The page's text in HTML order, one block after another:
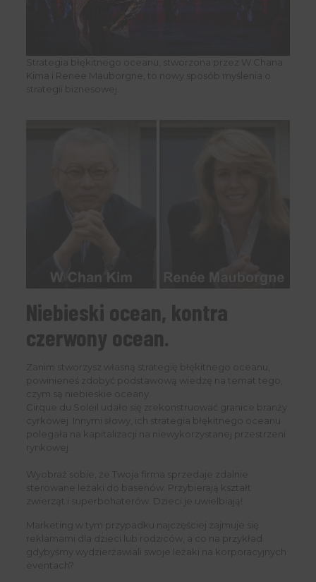
Strategia błękitnego oceanu, stworzona przez W.Chana
Kima i Renee Mauborgne, to nowy sposób myślenia o
strategii biznesowej.
Niebieski ocean, kontra
czerwony ocean.
Zanim stworzysz własną strategię błękitnego oceanu,
powinieneś zdobyć podstawową wiedzę na temat tego,
czym są niebieskie oceany.
Cirque du Soleil udało się zrekonstruować granice branży
cyrkowej. Innymi słowy, ich strategia błękitnego oceanu
polegała na kapitalizacji na niewykorzystanej przestrzeni
rynkowej.
Wyobraź sobie, że Twoja firma sprzedaje zdalnie
sterowane leżaki do basenów. Przybierają kształt
zwierząt i superbohaterów. Dzieci je uwielbiają!
Marketing w tym przypadku najczęściej zajmuje się
reklamami dla dzieci lub rodziców, a co na przykład
gdybyśmy wydzierżawiali swoje leżaki na korporacyjnych
eventach?